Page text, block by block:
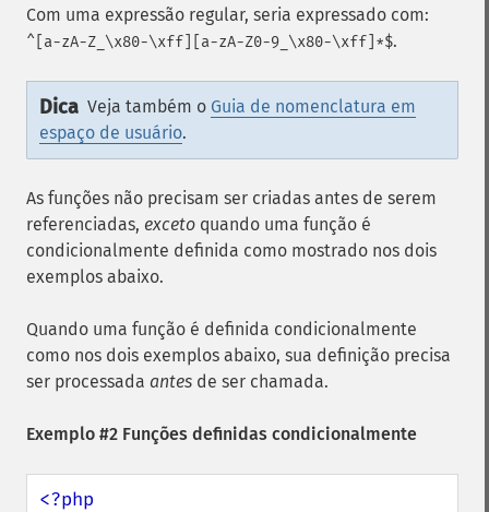
Com uma expressão regular, seria expressado com:
^[a-zA-Z_\x80-\xff][a-zA-Z0-9_\x80-\xff]*$.
Dica Veja também o Guia de nomenclatura em
espaço de usuário.
As funções não precisam ser criadas antes de serem
referenciadas, exceto quando uma função é
condicionalmente definida como mostrado nos dois
exemplos abaixo.
Quando uma função é definida condicionalmente
como nos dois exemplos abaixo, sua definição precisa
ser processada antes de ser chamada.
Exemplo #2 Funções definidas condicionalmente
<?php